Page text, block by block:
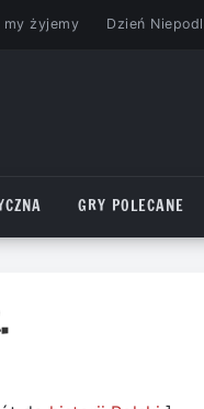
my żyjemy Dzień
GRY POLECANE